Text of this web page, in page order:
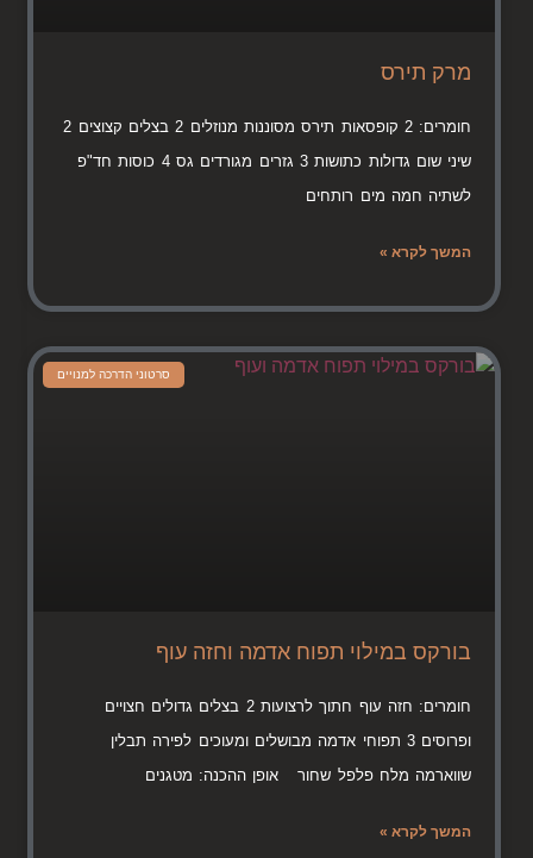
מרק תירס
חומרים: 2 קופסאות תירס מסוננות מנוזלים 2 בצלים קצוצים 2
שיני שום גדולות כתושות 3 גזרים מגורדים גס 4 כוסות חד"פ
לשתיה חמה מים רותחים
המשך לקרא »
סרטוני הדרכה למנויים
בורקס במילוי תפוח אדמה וחזה עוף
חומרים: חזה עוף חתוך לרצועות 2 בצלים גדולים חצויים
ופרוסים 3 תפוחי אדמה מבושלים ומעוכים לפירה תבלין
שווארמה מלח פלפל שחור אופן ההכנה: מטגנים
המשך לקרא »